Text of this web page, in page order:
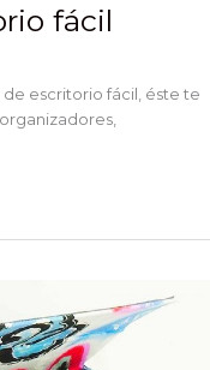
fácil
de escritorio fácil, éste te